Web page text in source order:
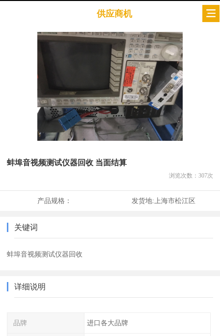
供应商机
蚌埠音视频测试仪器回收 当面结算
浏览次数： 307次
产品规格： 发货地:上海市松江区
关键词
蚌埠音视频测试仪器回收
详细说明
品牌 进口各大品牌